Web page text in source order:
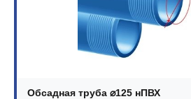
Обсадная труба ⌀125 нПВХ